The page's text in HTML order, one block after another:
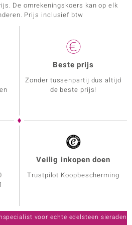
De omrekeningskoers kan op elk
Prijs inclusief btw
Beste prijs
Zonder tussenpartij dus altijd
de beste prijs!
Veilig inkopen doen
Trustpilot Koopbescherming
voor echte edelsteen sieraden